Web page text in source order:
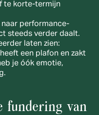
te korte-termijn
performance-
steeds verder daalt.
laten zien:
een plafon en zakt
je óók emotie,
fundering van